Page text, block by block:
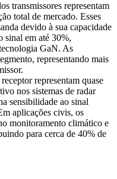
transmissores representam
total de mercado. Esses
devido à sua capacidade
sinal em até 30%,
GaN. As
representando mais
representam quase
nos sistemas de radar
sensibilidade ao sinal
aplicações civis, os
monitoramento climático e
para cerca de 40% de